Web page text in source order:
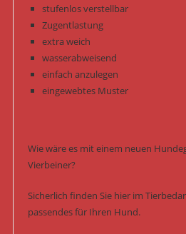
stufenlos verstellbar
Zugentlastung
extra weich
wasserabweisend
einfach anzulegen
eingewebtes Muster
Wie wäre es mit einem neuen
Vierbeiner?
Sicherlich finden Sie hier im
passendes für Ihren Hund.